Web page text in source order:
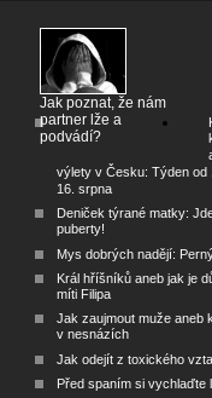
Jak poznat, že nám
partner lže a
podvádí?
výlety v Česku: Týden od
16. srpna
Deniček týrané matky:
puberty!
Mys dobrých nadějí:
Král hříšníků aneb jak je
míti Filipa
Jak zaujmout muže aneb
v nesnázích
Jak odejít z toxického
Před spaním si vychlaďte